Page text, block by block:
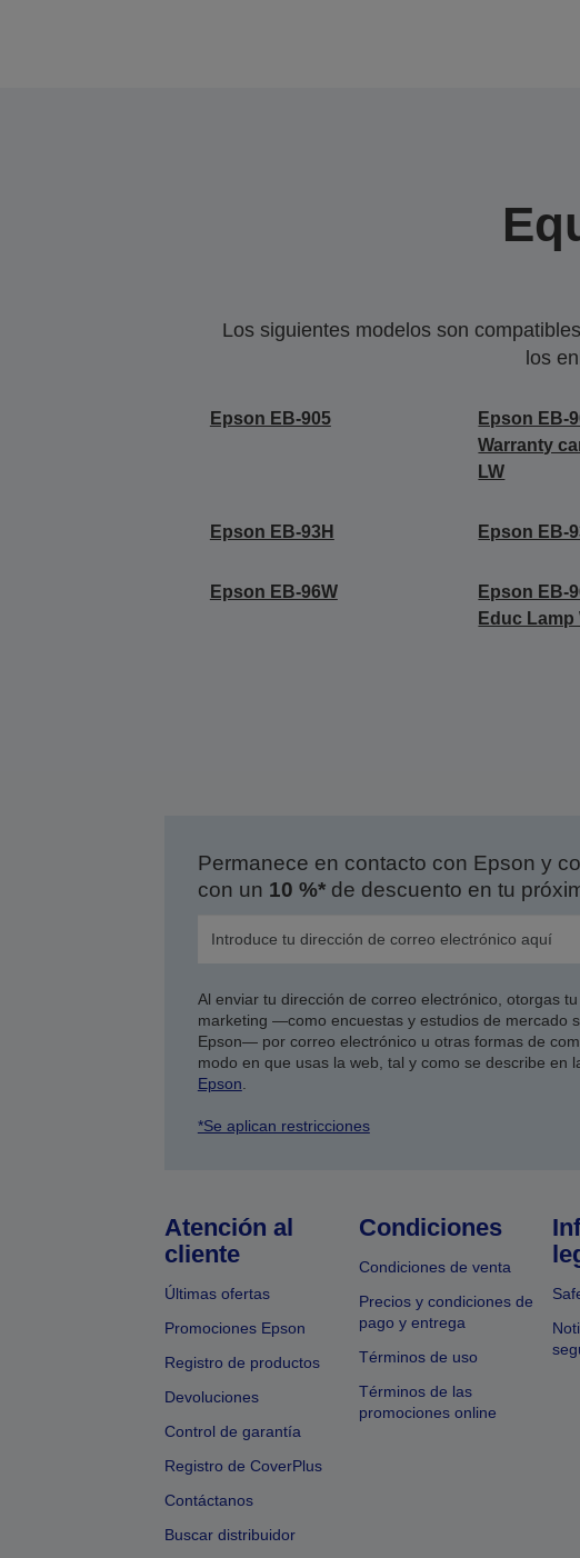
Los siguientes modelos son
los
Epson EB-905
Epson EB-
Warranty
LW
Epson EB-93H Epson EB-
Epson EB-96W
Epson EB-
Educ Lamp
Permanece en contacto con Epson y
con un 10 %*de descuento en tu
Al enviar tu dirección de correo electrónico, otorgas
marketing —como encuestas y estudios de mercado
Epson— por correo electrónico u otras formas de
modo en que usas la web, tal y como se describe en
Epson
*Se aplican restricciones
Atención al
cliente
Últimas ofertas
Promociones Epson
Registro de productos
Devoluciones
Control de garantía
Registro de CoverPlus
Contáctanos
Buscar distribuidor
Condiciones
Condiciones de venta
Precios y condiciones de
pago y entrega
Términos de uso
Términos de las
promociones online